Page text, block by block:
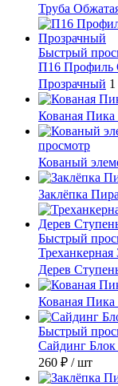
Труба
Быстрый
П16 Профиль
Прозрачный
Кованая
просмотр
Кованый
Заклёпка
Быстрый
Дерев
Кованая
Быстрый
Сайдинг
260 ₽ / шт